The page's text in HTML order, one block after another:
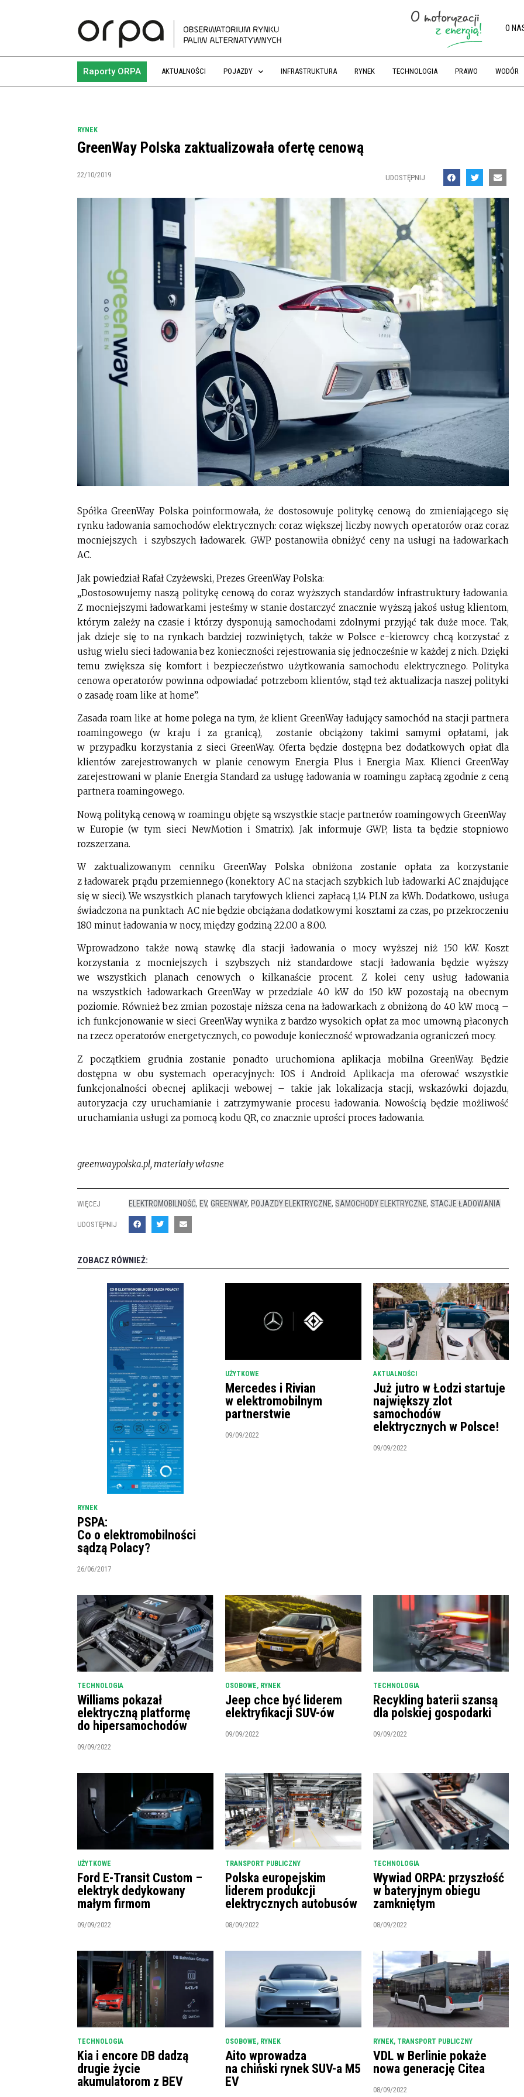
O
Raporty ORPA AKTUALNOŚCI POJAZDY INFRASTRUKTURA RYNEK TECHNOLOGIA PRAWO WODÓR
RYNEK
GreenWay Polska zaktualizowała ofertę cenową
22/10/2019 UDOSTĘPNIJ
Spółka GreenWay Polska poinformowała, że dostosowuje politykę cenową do zmieniającego się
rynku ładowania samochodów elektrycznych: coraz większej liczby nowych operatorów oraz coraz
mocniejszych i szybszych ładowarek. GWP postanowiła obniżyć ceny na usługi na ładowarkach
AC.
Jak powiedział Rafał Czyżewski, Prezes GreenWay Polska:
„Dostosowujemy naszą politykę cenową do coraz wyższych standardów infrastruktury ładowania.
Z mocniejszymi ładowarkami jesteśmy w stanie dostarczyć znacznie wyższą jakoś usług klientom,
którym zależy na czasie i którzy dysponują samochodami zdolnymi przyjąć tak duże moce. Tak,
jak dzieje się to na rynkach bardziej rozwiniętych, także w Polsce e-kierowcy chcą korzystać z
usług wielu sieci ładowania bez konieczności rejestrowania się jednocześnie w każdej z nich. Dzięki
temu zwiększa się komfort i bezpieczeństwo użytkowania samochodu elektrycznego. Polityka
cenowa operatorów powinna odpowiadać potrzebom klientów, stąd też aktualizacja naszej polityki
o zasadę roam like at home”.
Zasada roam like at home polega na tym, że klient GreenWay ładujący samochód na stacji partnera
roamingowego (w kraju i za granicą), zostanie obciążony takimi samymi opłatami, jak
w przypadku korzystania z sieci GreenWay. Oferta będzie dostępna bez dodatkowych opłat dla
klientów zarejestrowanych w planie cenowym Energia Plus i Energia Max. Klienci GreenWay
zarejestrowani w planie Energia Standard za usługę ładowania w roamingu zapłacą zgodnie z ceną
partnera roamingowego.
Nową polityką cenową w roamingu objęte są wszystkie stacje partnerów roamingowych GreenWay
w Europie (w tym sieci NewMotion i Smatrix). Jak informuje GWP, lista ta będzie stopniowo
rozszerzana.
W zaktualizowanym cenniku GreenWay Polska obniżona zostanie opłata za korzystanie
z ładowarek prądu przemiennego (konektory AC na stacjach szybkich lub ładowarki AC znajdujące
się w sieci). We wszystkich planach taryfowych klienci zapłacą 1,14 PLN za kWh. Dodatkowo, usługa
świadczona na punktach AC nie będzie obciążana dodatkowymi kosztami za czas, po przekroczeniu
180 minut ładowania w nocy, między godziną 22.00 a 8.00.
Wprowadzono także nową stawkę dla stacji ładowania o mocy wyższej niż 150 kW. Koszt
korzystania z mocniejszych i szybszych niż standardowe stacji ładowania będzie wyższy
we wszystkich planach cenowych o kilkanaście procent. Z kolei ceny usług ładowania
na wszystkich ładowarkach GreenWay w przedziale 40 kW do 150 kW pozostają na obecnym
poziomie. Również bez zmian pozostaje niższa cena na ładowarkach z obniżoną do 40 kW mocą –
ich funkcjonowanie w sieci GreenWay wynika z bardzo wysokich opłat za moc umowną płaconych
na rzecz operatorów energetycznych, co powoduje konieczność wprowadzania ograniczeń mocy.
Z początkiem grudnia zostanie ponadto uruchomiona aplikacja mobilna GreenWay. Będzie
dostępna w obu systemach operacyjnych: IOS i Android. Aplikacja ma oferować wszystkie
funkcjonalności obecnej aplikacji webowej – takie jak lokalizacja stacji, wskazówki dojazdu,
autoryzacja czy uruchamianie i zatrzymywanie procesu ładowania. Nowością będzie możliwość
uruchamiania usługi za pomocą kodu QR, co znacznie uprości proces ładowania.
greenwaypolska.pl, materiały własne
WIĘCEJ ELEKTROMOBILNOŚĆ, EV, GREENWAY, POJAZDY ELEKTRYCZNE, SAMOCHODY ELEKTRYCZNE, STACJE ŁADOWANIA
UDOSTĘPNIJ
ZOBACZ RÓWNIEŻ:
RYNEK
PSPA:
Co o elektromobilności
sądzą Polacy?
26/06/2017
UŻYTKOWE
Mercedes i Rivian
w elektromobilnym
partnerstwie
09/09/2022
AKTUALNOŚCI
Już jutro w Łodzi startuje
największy zlot
samochodów
elektrycznych w Polsce!
09/09/2022
TECHNOLOGIA
Williams pokazał
elektryczną platformę
do hipersamochodów
09/09/2022
OSOBOWE, RYNEK
Jeep chce być liderem
elektryfikacji SUV-ów
09/09/2022
TECHNOLOGIA
Recykling baterii szansą
dla polskiej gospodarki
09/09/2022
UŻYTKOWE
Ford E-Transit Custom –
elektryk dedykowany
małym firmom
09/09/2022
TRANSPORT PUBLICZNY
Polska europejskim
liderem produkcji
elektrycznych autobusów
08/09/2022
TECHNOLOGIA
Wywiad ORPA: przyszłość
w bateryjnym obiegu
zamkniętym
08/09/2022
TECHNOLOGIA
Kia i encore DB dadzą
drugie życie
akumulatorom z BEV
OSOBOWE, RYNEK
Aito wprowadza
na chiński rynek SUV-a M5
EV
RYNEK, TRANSPORT PUBLICZNY
VDL w Berlinie pokaże
nowa generację Citea
08/09/2022